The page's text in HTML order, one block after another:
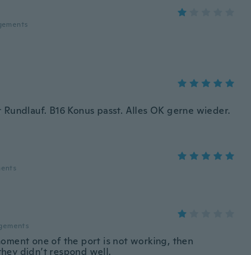
B16 Konus passt. Alles OK gerne wieder.
one of the port is not working, then
didn’t respond well.